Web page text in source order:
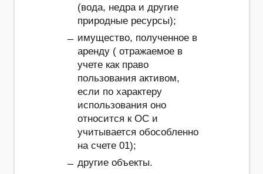
(вода, недра и другие
природные ресурсы);
имущество, полученное в
аренду ( отражаемое в
учете как право
пользования активом,
если по характеру
использования оно
относится к ОС и
учитывается обособленно
на счете 01);
другие объекты.